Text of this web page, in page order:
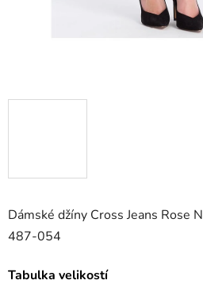
Dámské džíny Cross Jeans Rose N
487-054
Tabulka velikostí